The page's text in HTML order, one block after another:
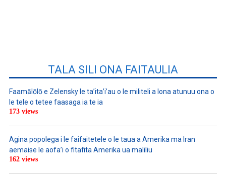
TALA SILI ONA FAITAULIA
Faamālōlō e Zelensky le ta’ita’i’au o le militeli a lona atunuu ona o
le tele o tetee faasaga ia te ia
173 views
Agina popolega i le faifaitetele o le taua a Amerika ma Iran
aemaise le aofa’i o fitafita Amerika ua maliliu
162 views